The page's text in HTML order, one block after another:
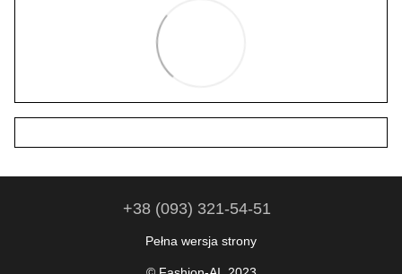
+38 (093) 321-54-51
Pełna wersja strony